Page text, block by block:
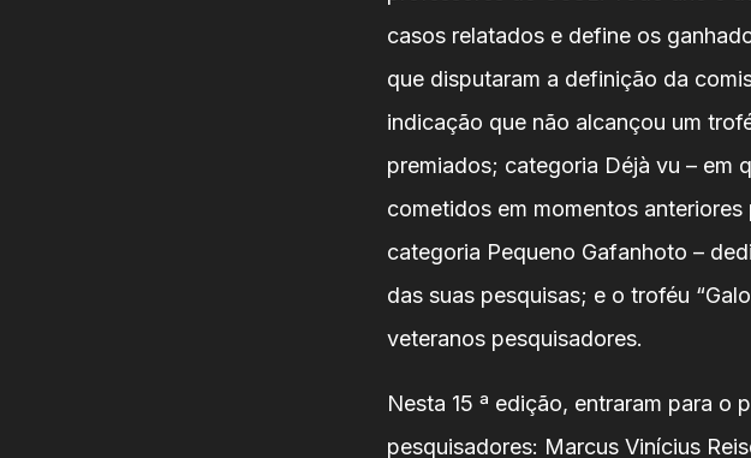
casos relatados e define os
que disputaram a definição da
indicação que não alcançou um
premiados; categoria Déjà vu – em
cometidos em momentos
categoria Pequeno Gafanhoto –
das suas pesquisas; e o troféu
veteranos pesquisadores.
Nesta 15 ª edição, entraram para o
pesquisadores: Marcus Vinícius